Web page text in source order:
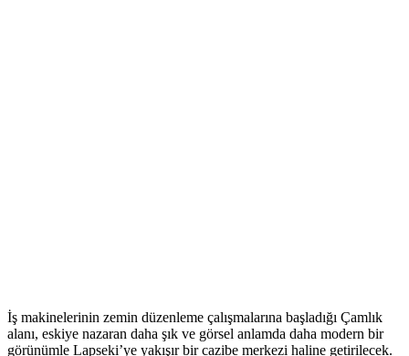
İş makinelerinin zemin düzenleme çalışmalarına başladığı Çamlık
alanı, eskiye nazaran daha şık ve görsel anlamda daha modern bir
görünümle Lapseki’ye yakışır bir cazibe merkezi haline getirilecek.